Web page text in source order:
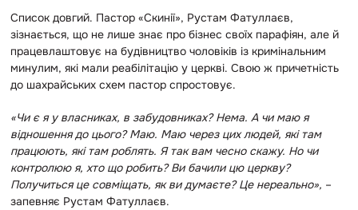
Список довгий. Пастор «Скинії», Рустам Фатуллаєв,
зізнається, що не лише знає про бізнес своїх парафіян, але й
працевлаштовує на будівництво чоловіків із кримінальним
минулим, які мали реабілітацію у церкві. Свою ж причетність
до шахрайських схем пастор спростовує.
«Чи є я у власниках, в забудовниках? Нема. А чи маю я
відношення до цього? Маю. Маю через цих людей, які там
працюють, які там роблять. Я так вам чесно скажу. Но чи
контролюю я, хто що робить? Ви бачили цю церкву?
Получиться це совміщать, як ви думаєте? Це нереально», –
запевняє Рустам Фатуллаєв.